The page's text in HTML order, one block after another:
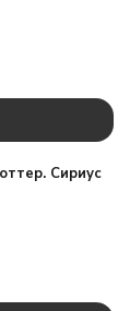
Сириус